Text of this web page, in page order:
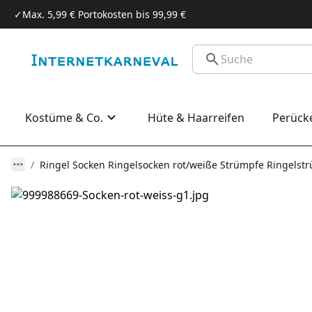
✓Max. 5,99 € Portokosten bis 99,99 €
Kostüme & Co. Hüte & Haarreifen
Ringel Socken Ringelsocken rot/weiße Strümpfe